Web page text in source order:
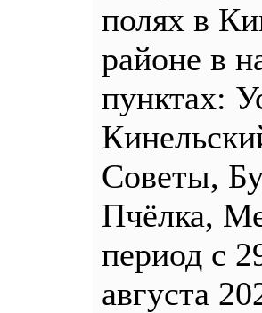
полях в
районе в
пунктах:
Советы,
Пчёлка,
период с
августа